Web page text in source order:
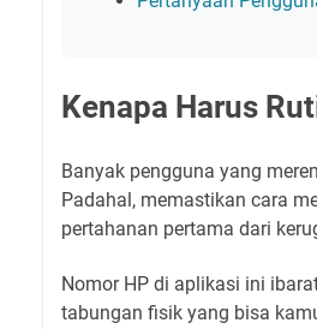
Kenapa Harus
Banyak pengguna yang
Padahal, memastikan cara
pertahanan pertama dari
Nomor HP di aplikasi ini
tabungan fisik yang bisa